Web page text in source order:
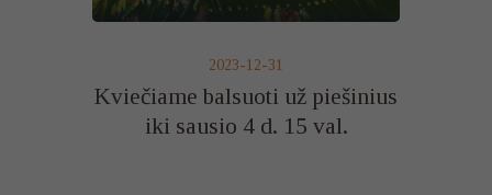
2023-12-31
Kviečiame balsuoti už piešinius
iki sausio 4 d. 15 val.